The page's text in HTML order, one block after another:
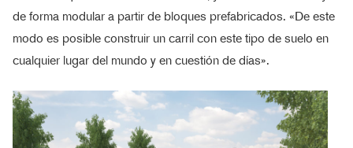
de forma modular a partir de bloques prefabricados. «De este
modo es posible construir un carril con este tipo de suelo en
cualquier lugar del mundo y en cuestión de días».